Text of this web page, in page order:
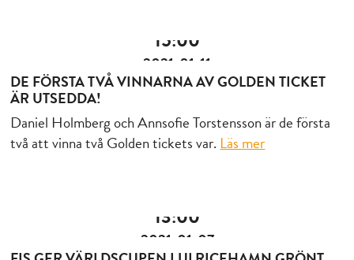
15:00
2021-01-11
DE FÖRSTA TVÅ VINNARNA AV GOLDEN TICKET
ÄR UTSEDDA!
Daniel Holmberg och Annsofie Torstensson är de första
två att vinna två Golden tickets var. Läs mer
13:00
2021-01-07